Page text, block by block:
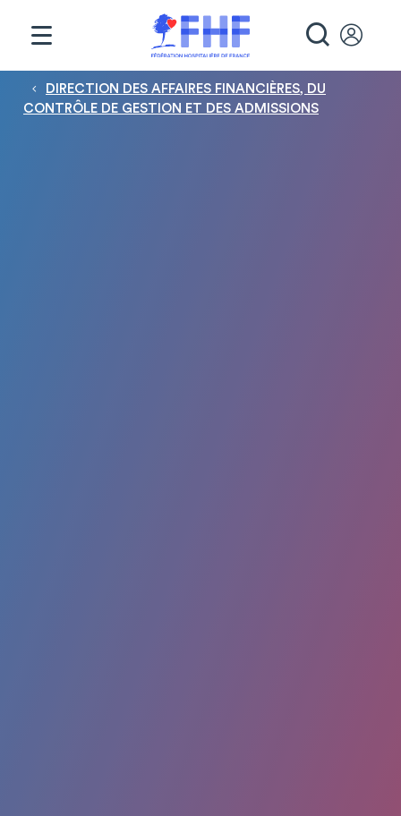
Fil d'Ariane
DIRECTION DES AFFAIRES FINANCIÈRES, DU
CONTRÔLE DE GESTION ET DES ADMISSIONS
Panneau de gestion des cookies